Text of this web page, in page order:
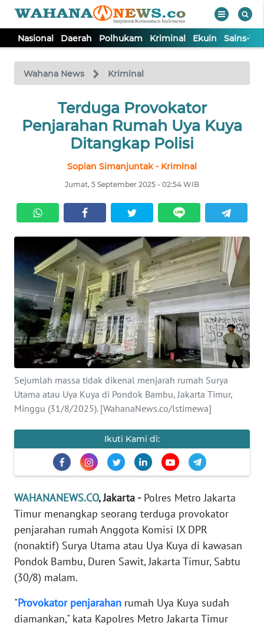
Nasional Daerah Polhukam Kriminal Ekuin Sains-
Wahana News Kriminal
Terduga Provokator
Penjarahan Rumah Uya Kuya
Ditangkap Polisi
Sopian Simanjuntak - Kriminal
Jumat, 5 September 2025 - 02:54 WIB
Sejumlah massa tidak dikenal menjarah rumah Surya
Utama atau Uya Kuya di Pondok Bambu, Jakarta Timur,
Minggu (31/8/2025). [WahanaNews.co/Istimewa]
Ikuti Kami di:
WAHANANEWS.CO, Jakarta -Polres Metro Jakarta
Timur menangkap seorang terduga provokator
penjarahan rumah Anggota Komisi IX DPR
(nonaktif) Surya Utama atau Uya Kuya di kawasan
Pondok Bambu, Duren Sawit, Jakarta Timur, Sabtu
(30/8) malam.
"Provokator penjarahan rumah Uya Kuya sudah
diamankan," kata Kapolres Metro Jakarta Timur
TV
Tutup
NASIONAL
KRIMINAL
EKUIN
SAINS-TEKNO
KESEHATAN
INTERNASIONAL
SERBA-SERBI
PENDIDIKAN
EDITORIAL
Informasi
INDEKS
BERITA
KONTAK
KAMI